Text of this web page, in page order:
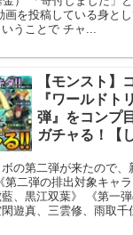
画を投稿している身と
うことで チャ...
【モンスト】
『ワールドト
弾』をコンプ
ガチャる！【
の第二弾が来たので、
第二弾の排出対象キャ
、黒江双葉》 《第一
遊真、三雲修、雨取千